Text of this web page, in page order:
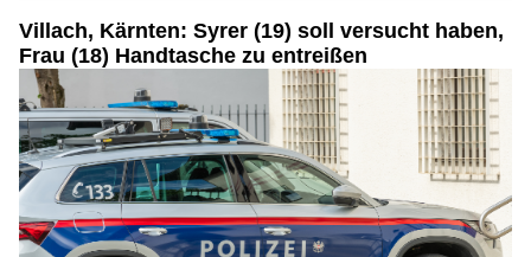
Villach, Kärnten: Syrer (19) soll versucht haben,
Frau (18) Handtasche zu entreißen